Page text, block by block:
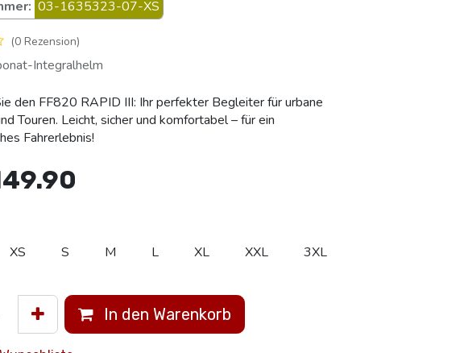
03-1635323-07-XS
(0 Rezension)
Integralhelm
den FF820 RAPID III: Ihr perfekter Begleiter für urbane
Touren. Leicht, sicher und komfortabel – für ein
Fahrerlebnis!
XS S M L XL XXL 3XL
In den Warenkorb